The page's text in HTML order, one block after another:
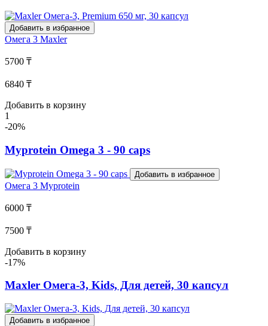
Добавить в избранное
Омега 3 Maxler
5700 ₸
6840 ₸
Добавить в корзину
1
-20%
Myprotein Omega 3 - 90 caps
Добавить в избранное
Омега 3 Myprotein
6000 ₸
7500 ₸
Добавить в корзину
-17%
Maxler Омега-3, Kids, Для детей, 30 капсул
Добавить в избранное